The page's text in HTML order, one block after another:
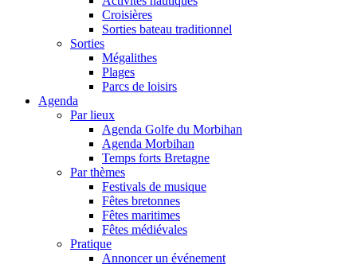
Croisières
Sorties bateau traditionnel
Sorties
Mégalithes
Plages
Parcs de loisirs
Agenda
Par lieux
Agenda Golfe du Morbihan
Agenda Morbihan
Temps forts Bretagne
Par thèmes
Festivals de musique
Fêtes bretonnes
Fêtes maritimes
Fêtes médiévales
Pratique
Annoncer un événement